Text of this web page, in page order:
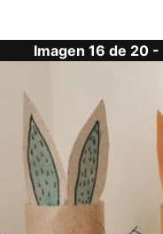
Imagen 16 de 20 -